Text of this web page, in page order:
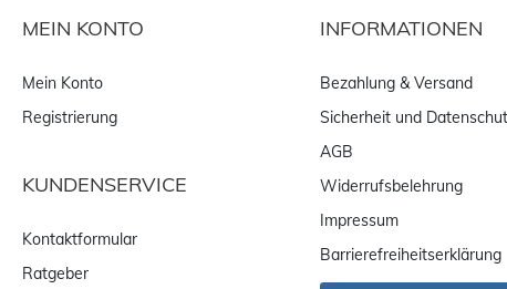
MEIN KONTO
Mein Konto
Registrierung
KUNDENSERVICE
Kontaktformular
Ratgeber
INFORMATIONEN
Bezahlung & Versand
Sicherheit und
AGB
Widerrufsbelehrung
Impressum
Barrierefreiheitserklärung